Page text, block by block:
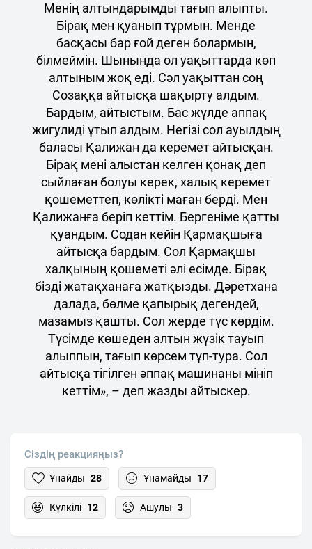
Менің алтындарымды тағып алыпты.
Бірақ мен қуанып тұрмын. Менде
басқасы бар ғой деген болармын,
білмеймін. Шынында ол уақыттарда көп
алтыным жоқ еді. Сәл уақыттан соң
Созаққа айтысқа шақырту алдым.
Бардым, айтыстым. Бас жүлде аппақ
жигулиді ұтып алдым. Негізі сол ауылдың
баласы Қалижан да керемет айтысқан.
Бірақ мені алыстан келген қонақ деп
сыйлаған болуы керек, халық керемет
қошеметтеп, көлікті маған берді. Мен
Қалижанға беріп кеттім. Бергеніме қатты
қуандым. Содан кейін Қармақшыға
айтысқа бардым. Сол Қармақшы
халқының қошеметі әлі есімде. Бірақ
бізді жатақханаға жатқызды. Дәретхана
далада, бөлме қапырық дегендей,
мазамыз қашты. Сол жерде түс көрдім.
Түсімде көшеден алтын жүзік тауып
алыппын, тағып көрсем тұп-тура. Сол
айтысқа тігілген әппақ машинаны мініп
кеттім», – деп жазды айтыскер.
Сіздің реакцияңыз?
Ұнайды 28 Ұнамайды 17
Күлкілі 12 Ашулы 3